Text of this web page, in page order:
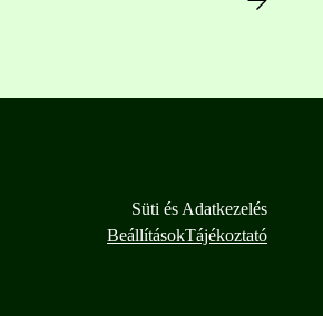
Süti és Adatkezelés
BeállításokTájékoztató